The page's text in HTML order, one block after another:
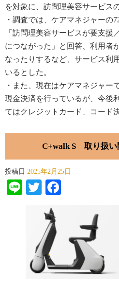
を対象に、訪問理美容サービス
・調査では、ケアマネジャーの
「訪問理美容サービスが要支援
につながった」と回答、利用者
なったりするなど、サービス利
いる とした。
・また
、現在はケアマネジャー
現金決済を行っているが、今後
てはクレジットカード、 コード
C+walk S 取り扱い
投稿日 2025年2月25日
LineTwitter